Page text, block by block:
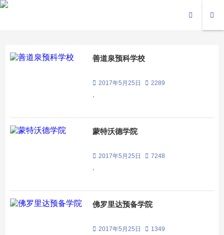
善道泉预科学校
2017年5月25日 2289
蒙特沃德学院
2017年5月25日 7248
佛罗里达预备学院
2017年5月25日 1349